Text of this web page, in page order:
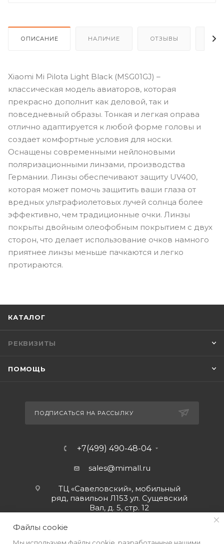
ОПИСАНИЕ НАЛИЧИЕ ОТЗЫВЫ
Xiaomi Mi Pilota Light Black (MSG01GJ) –
классическая модель авиаторов, которая
прекрасно дополнит как деловой, так и
повседневный образы. Тонкая и легкая оправа
отлично адаптируется к любой форме головы и
создает комфортные условия для носки.
Оснащены современными нейлоновыми
поляризационными линзами, производства
Германии. Линзы обеспечивают защиту UV400,
которая может помочь защитить ваши глаза от
вредных ультрафиолетовых лучей солнца более
эффективно, чем традиционные очки. Линзы
покрыты двойным олеофобным покрытием с двух
сторон, что делает использование очков намного
приятнее линзы меньше пачкаются и легко
протираются.
КАТАЛОГ
РЕКВИЗИТЫ
ПОМОЩЬ
ПОДПИСАТЬСЯ НА РАССЫЛКУ
+7(499) 490-48-04
sales@mimall.ru
ТЦ «Савеловский», мобильный
ряд, павильон Л153 ул. Сущевский
Вал, д. 5, стр. 12
Файлы cookie